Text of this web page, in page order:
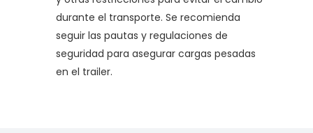
durante el transporte. Se recomienda
seguir las pautas y regulaciones de
seguridad para asegurar cargas pesadas
en el trailer.